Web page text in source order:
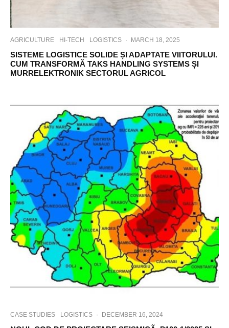
AGRICULTURE HI-TECH LOGISTICS · MARCH 18, 2025
SISTEME LOGISTICE SOLIDE ȘI ADAPTATE VIITORULUI.
CUM TRANSFORMĂ TAKS HANDLING SYSTEMS ȘI
MURRELEKTRONIK SECTORUL AGRICOL
CASE STUDIES LOGISTICS · DECEMBER 16, 2024